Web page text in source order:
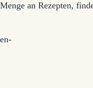
an Rezepten,